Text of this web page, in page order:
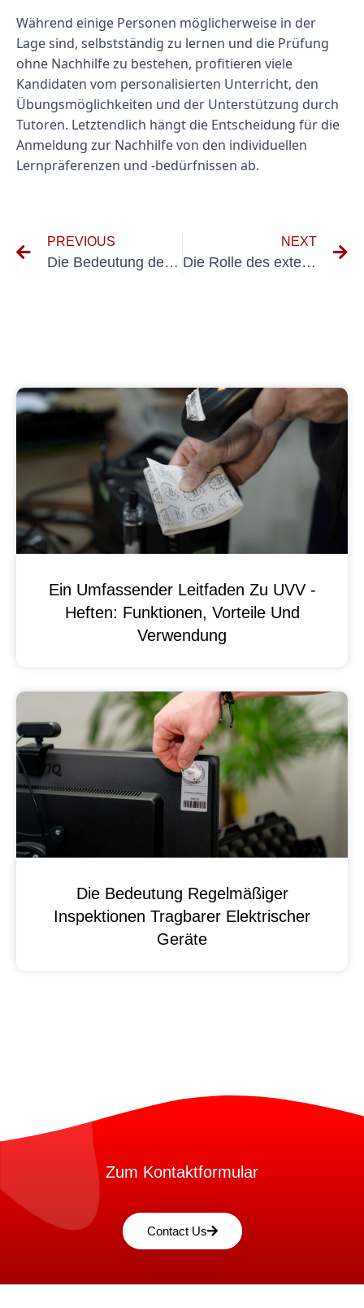
Während einige Personen möglicherweise in der
Lage sind, selbstständig zu lernen und die Prüfung
ohne Nachhilfe zu bestehen, profitieren viele
Kandidaten vom personalisierten Unterricht, den
Übungsmöglichkeiten und der Unterstützung durch
Tutoren. Letztendlich hängt die Entscheidung für die
Anmeldung zur Nachhilfe von den individuellen
Lernpräferenzen und -bedürfnissen ab.
PREVIOUS
Die Bedeutung der Elektroprüfung im Bühnenbild: Sicherheit und Qualität gewährleisten
NEXT
Die Rolle des externen VEFK beim Recycling verstehen: Verantwortlichkeiten und Pflichten
Ein Umfassender Leitfaden Zu UVV -
Heften: Funktionen, Vorteile Und
Verwendung
Die Bedeutung Regelmäßiger
Inspektionen Tragbarer Elektrischer
Geräte
Zum Kontaktformular
Contact Us